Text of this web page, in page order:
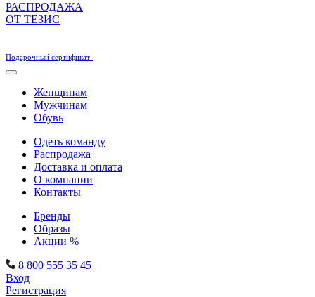
РАСПРОДАЖА
ОТ ТЕЗИС
Подарочный сертификат
Женщинам
Мужчинам
Обувь
Одеть команду
Распродажа
Доставка и оплата
О компании
Контакты
Бренды
Образы
Акции %
8 800 555 35 45
Вход
Регистрация